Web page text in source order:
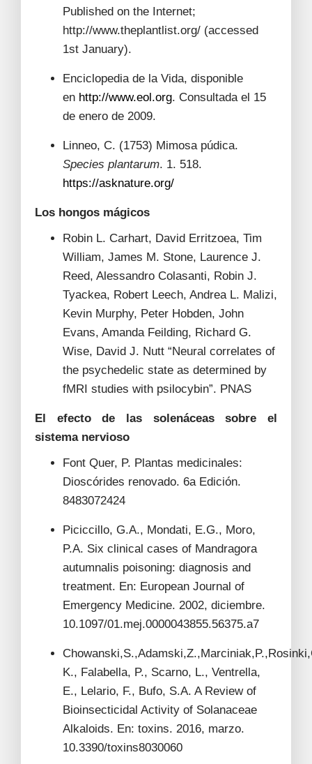
Published on the Internet;
http://www.theplantlist.org/ (accessed
1st January).
Enciclopedia de la Vida, disponible
en http://www.eol.org. Consultada el 15
de enero de 2009.
Linneo, C. (1753) Mimosa púdica.
Species plantarum. 1. 518.
https://asknature.org/
Los hongos mágicos
Robin L. Carhart, David Erritzoea, Tim
William, James M. Stone, Laurence J.
Reed, Alessandro Colasanti, Robin J.
Tyackea, Robert Leech, Andrea L. Malizi,
Kevin Murphy, Peter Hobden, John
Evans, Amanda Feilding, Richard G.
Wise, David J. Nutt “Neural correlates of
the psychedelic state as determined by
fMRI studies with psilocybin”. PNAS
El efecto de las solenáceas sobre el
sistema nervioso
Font Quer, P. Plantas medicinales:
Dioscórides renovado. 6a Edición.
8483072424
Piciccillo, G.A., Mondati, E.G., Moro,
P.A. Six clinical cases of Mandragora
autumnalis poisoning: diagnosis and
treatment. En: European Journal of
Emergency Medicine. 2002, diciembre.
10.1097/01.mej.0000043855.56375.a7
K., Falabella, P., Scarno, L., Ventrella,
E., Lelario, F., Bufo, S.A. A Review of
Bioinsecticidal Activity of Solanaceae
Alkaloids. En: toxins. 2016, marzo.
10.3390/toxins8030060